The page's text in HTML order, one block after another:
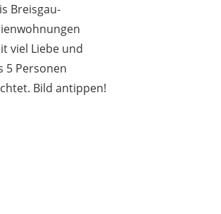
Breisgau-
viel Liebe und
5 Personen
Bild antippen!